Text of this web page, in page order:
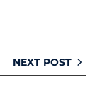
NEXT POST